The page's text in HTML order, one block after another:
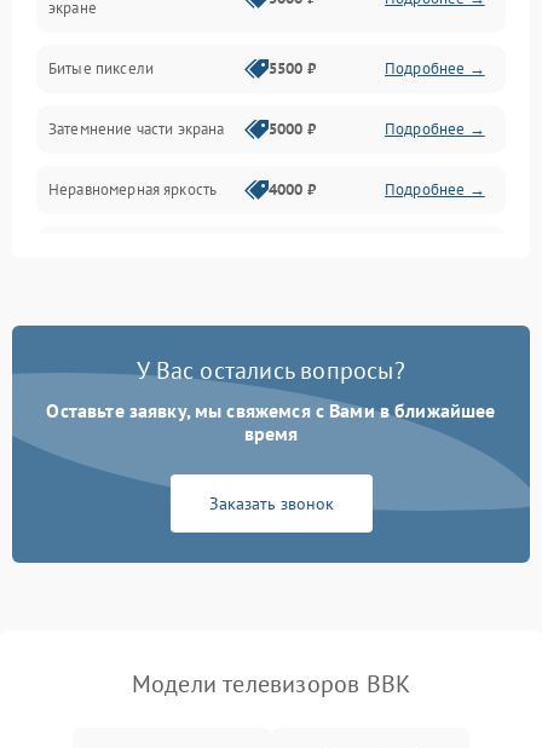
Механические повреждения
Программное обеспечение
Сеть и подключения
Аудио
Сетевая
экране
Битые пиксели 5500 ₽ Подробнее →
Затемнение части экрана 5000 ₽ Подробнее →
Неравномерная яркость 4000 ₽ Подробнее →
У Вас остались вопросы?
Оставьте заявку, мы свяжемся с Вами в ближайшее
время
Заказать звонок
Модели телевизоров BBK